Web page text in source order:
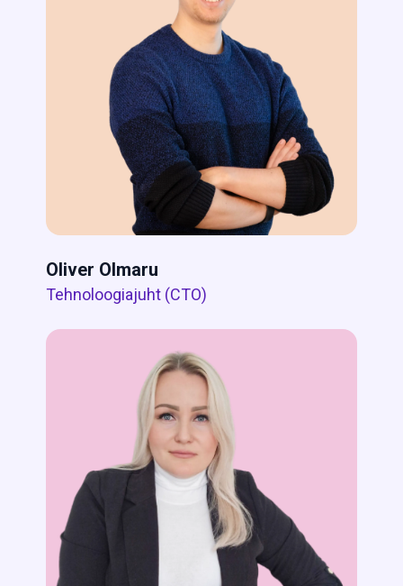
Oliver Olmaru
Tehnoloogiajuht (CTO)